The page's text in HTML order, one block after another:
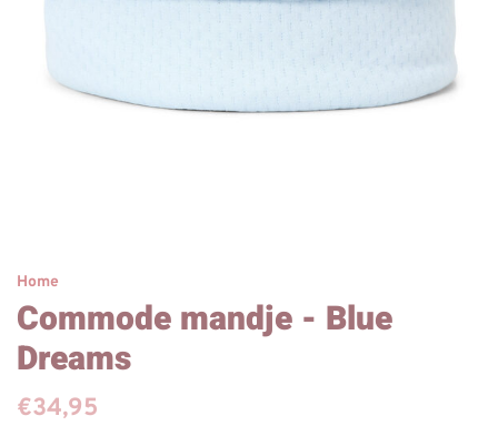
Home
Commode mandje - Blue
Dreams
€34,95